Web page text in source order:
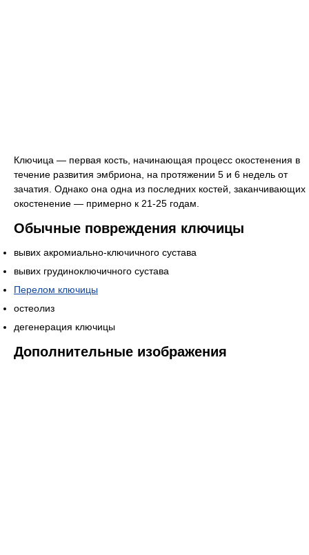
Ключица — первая кость, начинающая процесс окостенения в
течение развития эмбриона, на протяжении 5 и 6 недель от
зачатия. Однако она одна из последних костей, заканчивающих
окостенение — примерно к 21-25 годам.
Обычные повреждения ключицы
вывих акромиально-ключичного сустава
вывих грудиноключичного сустава
Перелом ключицы
остеолиз
дегенерация ключицы
Дополнительные изображения